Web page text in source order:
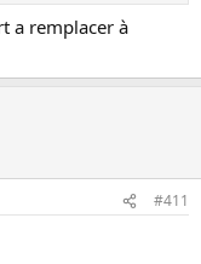
a remplacer à
#411